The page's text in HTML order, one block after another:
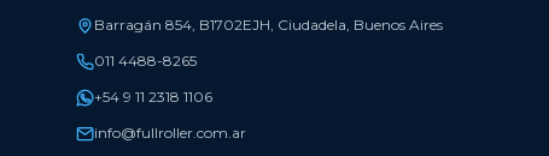
Barragán 854, B1702EJH, Ciudadela, Buenos Aires
011 4488-8265
+54 9 11 2318 1106
info@fullroller.com.ar